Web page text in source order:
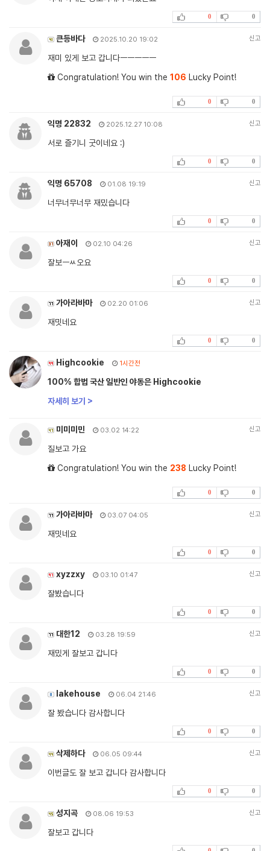
0 0
큰등바다 2025.10.20 19:02 신고
재미 있게 보고 갑니다ㅡㅡㅡㅡㅡ
Congratulation! You win the 106 Lucky Point!
0 0
익명 22832 2025.12.27 10:08 신고
서로 즐기니 굿이네요 :)
0 0
익명 65708 01.08 19:19 신고
너무너무너무 재밌습니다
0 0
아재이 02.10 04:26 신고
잘보ㅡㅆ오요
0 0
가아라바마 02.20 01:06 신고
재밋네요
0 0
Highcookie 1시간전
100% 합법 국산 일반인 야동은 Highcookie
자세히 보기 >
미미미민 03.02 14:22 신고
질보고 가요
Congratulation! You win the 238 Lucky Point!
0 0
가아라바마 03.07 04:05 신고
재밋네요
0 0
xyzzxy 03.10 01:47 신고
잘봤습니다
0 0
대한12 03.28 19:59 신고
재밌게 잘보고 갑니다
0 0
lakehouse 06.04 21:46 신고
잘 봤습니다 감사합니다
0 0
삭제하다 06.05 09:44 신고
이번글도 잘 보고 갑니다 감사합니다
0 0
성지곡 08.06 19:53 신고
잘보고 갑니다